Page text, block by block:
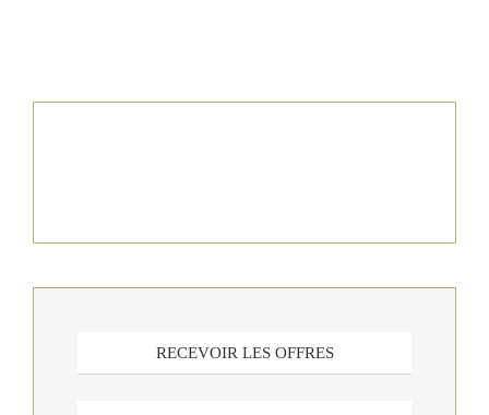
RECEVOIR LES OFFRES